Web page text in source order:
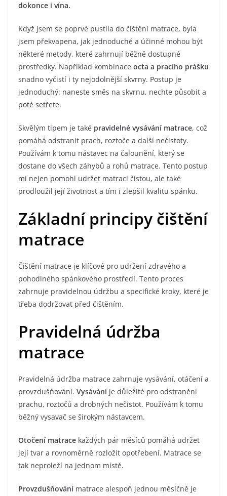
dokonce i vína.
Když jsem se poprvé pustila do čištění matrace, byla
jsem překvapena, jak jednoduché a účinné mohou být
některé metody, které zahrnují běžně dostupné
prostředky. Například kombinace octa a pracího prášku
snadno vyčistí i ty nejodolnější skvrny. Postup je
jednoduchý: naneste směs na skvrnu, nechte působit a
poté setřete.
Skvělým tipem je také pravidelné vysávání matrace, což
pomáhá odstranit prach, roztoče a další nečistoty.
Používám k tomu nástavec na čalounění, který se
dostane do všech záhybů a rohů matrace. Tento postup
mi nejen pomohl udržet matraci čistou, ale také
prodloužil její životnost a tím i zlepšil kvalitu spánku.
Základní principy čištění
matrace
Čištění matrace je klíčové pro udržení zdravého a
pohodlného spánkového prostředí. Tento proces
zahrnuje pravidelnou údržbu a specifické kroky, které je
třeba dodržovat před čištěním.
Pravidelná údržba
matrace
Pravidelná údržba matrace zahrnuje vysávání, otáčení a
provzdušňování. Vysávání je důležité pro odstranění
prachu, roztočů a drobných nečistot. Používám k tomu
běžný vysavač se širokým nástavcem.
Otočení matrace každých pár měsíců pomáhá udržet
její tvar a rovnoměrně rozložit opotřebení. Matrace se
tak neproleží na jednom místě.
Provzdušňování matrace alespoň jednou měsíčně je